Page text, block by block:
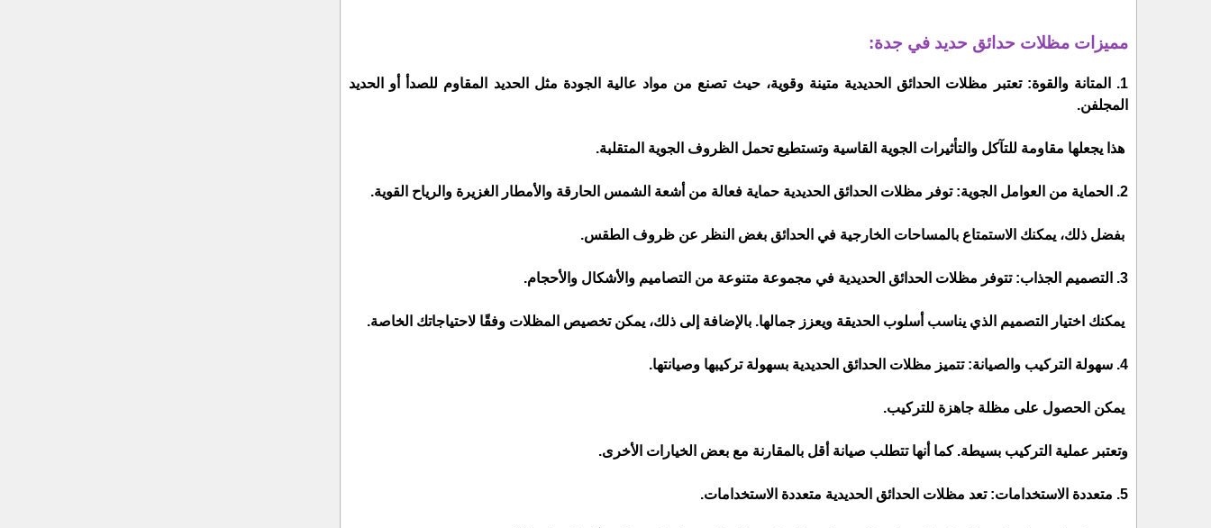
مميزات مظلات حدائق حديد في جدة:
1. المتانة والقوة: تعتبر مظلات الحدائق الحديدية متينة وقوية، حيث تصنع من مواد عالية الجودة مثل الحديد المقاوم للصدأ أو الحديد
المجلفن.
هذا يجعلها مقاومة للتآكل والتأثيرات الجوية القاسية وتستطيع تحمل الظروف الجوية المتقلبة.
2. الحماية من العوامل الجوية: توفر مظلات الحدائق الحديدية حماية فعالة من أشعة الشمس الحارقة والأمطار الغزيرة والرياح القوية.
بفضل ذلك، يمكنك الاستمتاع بالمساحات الخارجية في الحدائق بغض النظر عن ظروف الطقس.
3. التصميم الجذاب: تتوفر مظلات الحدائق الحديدية في مجموعة متنوعة من التصاميم والأشكال والأحجام.
يمكنك اختيار التصميم الذي يناسب أسلوب الحديقة ويعزز جمالها. بالإضافة إلى ذلك، يمكن تخصيص المظلات وفقًا لاحتياجاتك الخاصة.
4. سهولة التركيب والصيانة: تتميز مظلات الحدائق الحديدية بسهولة تركيبها وصيانتها.
يمكن الحصول على مظلة جاهزة للتركيب.
وتعتبر عملية التركيب بسيطة. كما أنها تتطلب صيانة أقل بالمقارنة مع بعض الخيارات الأخرى.
5. متعددة الاستخدامات: تعد مظلات الحدائق الحديدية متعددة الاستخدامات.